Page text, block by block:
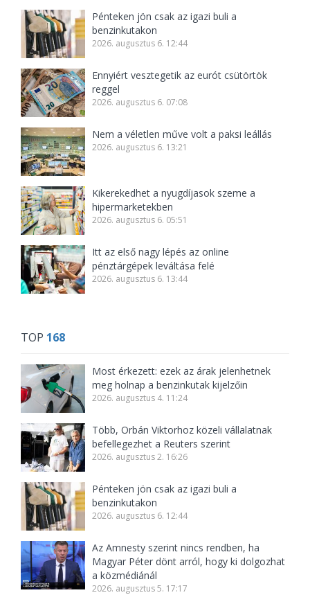
Pénteken jön csak az igazi buli a
benzinkutakon
2026. augusztus 6. 12:44
Ennyiért vesztegetik az eurót csütörtök
reggel
2026. augusztus 6. 07:08
Nem a véletlen műve volt a paksi leállás
2026. augusztus 6. 13:21
Kikerekedhet a nyugdíjasok szeme a
hipermarketekben
2026. augusztus 6. 05:51
Itt az első nagy lépés az online
pénztárgépek leváltása felé
2026. augusztus 6. 13:44
TOP 168
Most érkezett: ezek az árak jelenhetnek
meg holnap a benzinkutak kijelzőin
2026. augusztus 4. 11:24
Több, Orbán Viktorhoz közeli vállalatnak
befellegezhet a Reuters szerint
2026. augusztus 2. 16:26
Pénteken jön csak az igazi buli a
benzinkutakon
2026. augusztus 6. 12:44
Az Amnesty szerint nincs rendben, ha
Magyar Péter dönt arról, hogy ki dolgozhat
a közmédiánál
2026. augusztus 5. 17:17